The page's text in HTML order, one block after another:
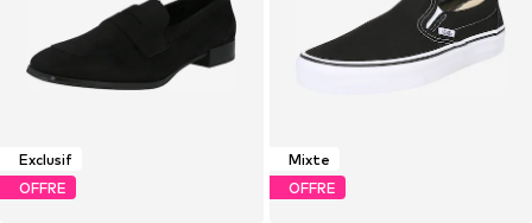
Exclusif
OFFRE
Mixte
OFFRE